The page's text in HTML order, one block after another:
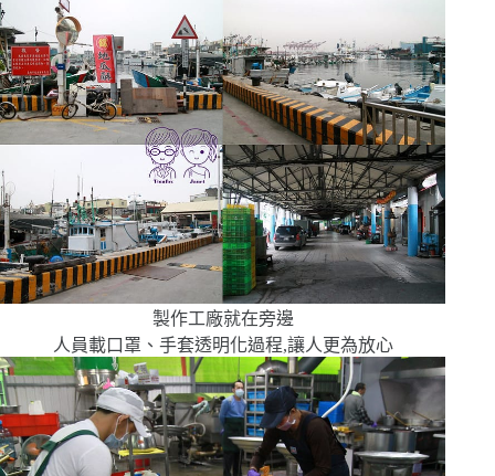
製作工廠就在旁邊
人員載口罩、手套透明化過程,讓人更為放心